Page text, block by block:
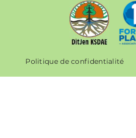
Politique de confidentialité